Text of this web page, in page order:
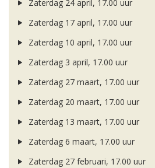
Zaterdag 24 april, 17.00 uur
Zaterdag 17 april, 17.00 uur
Zaterdag 10 april, 17.00 uur
Zaterdag 3 april, 17.00 uur
Zaterdag 27 maart, 17.00 uur
Zaterdag 20 maart, 17.00 uur
Zaterdag 13 maart, 17.00 uur
Zaterdag 6 maart, 17.00 uur
Zaterdag 27 februari, 17.00 uur